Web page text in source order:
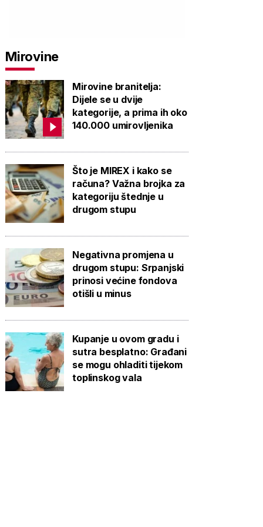
Mirovine
Mirovine branitelja:
Dijele se u dvije
kategorije, a prima ih oko
140.000 umirovljenika
Što je MIREX i kako se
računa? Važna brojka za
kategoriju štednje u
drugom stupu
Negativna promjena u
drugom stupu: Srpanjski
prinosi većine fondova
otišli u minus
Kupanje u ovom gradu i
sutra besplatno: Građani
se mogu ohladiti tijekom
toplinskog vala